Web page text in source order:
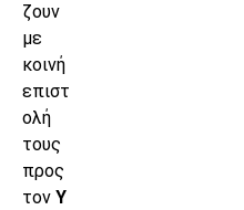
ζουν
με
κοινή
επιστ
ολή
τους
προς
τον Υ